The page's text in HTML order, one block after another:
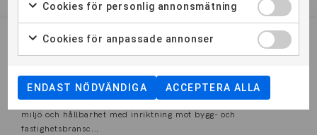
Miljö- och hållbarhetssamordnare, bygg
Öppen
Du får kunskaper och praktisk kompetens inom områdena
miljö och hållbarhet med inriktning mot bygg- och
fastighetsbransc...
Cookies för personlig annonsmätning
Cookies för anpassade annonser
ENDAST NÖDVÄNDIGA ACCEPTERA ALLA